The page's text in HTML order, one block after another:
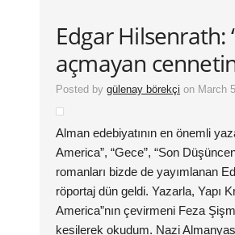
Edgar Hilsenrath:
açmayan
Posted by gülenay börekçi on March
Alman edebiyatının en önemli
America”, “Gece”, “Son
romanları bizde de yayımlanan
röportaj dün geldi. Yazarla, Yapı
America”nın çevirmeni Feza
kesilerek okudum. Nazi